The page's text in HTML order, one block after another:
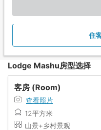
住
Lodge Mashu房型选择
客房 (Room)
查看照片
12平方米
山景+乡村景观